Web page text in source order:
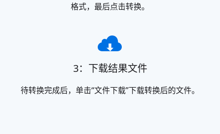
格式，最后点击转换。
3：下载结果文件
待转换完成后，单击“文件下载”下载转换后的文件。